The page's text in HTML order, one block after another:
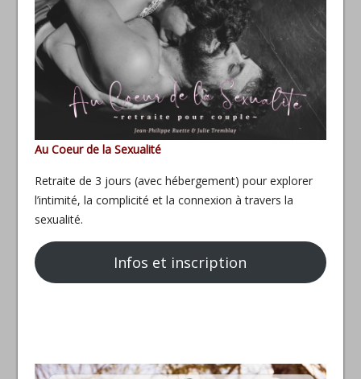
Au Coeur de la Sexualité
Retraite de 3 jours (avec hébergement) pour explorer
l’intimité, la complicité et la connexion à travers la
sexualité.
Infos et inscription